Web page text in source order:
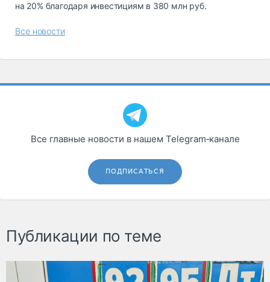
на 20% благодаря инвестициям в 380 млн руб.
Все новости
Все главные новости в нашем Telegram‑канале
ПОДПИСАТЬСЯ
Публикации по теме